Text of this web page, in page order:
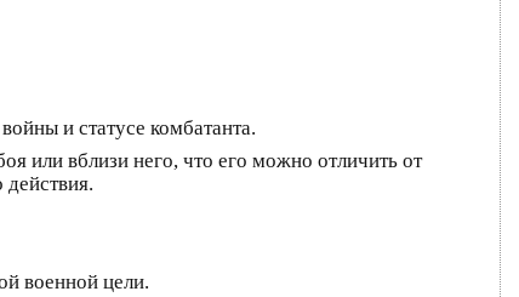
и статусе комбатанта.
или вблизи него, что его можно отличить от
военной цели.